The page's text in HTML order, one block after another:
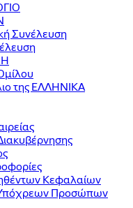
Συνέλευση
της ΕΛΛΗΝΙΚΑ
Κεφαλαίων
Προσώπων